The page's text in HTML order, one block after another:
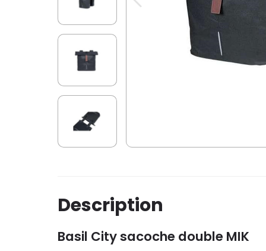
Description
Basil City sacoche double MIK